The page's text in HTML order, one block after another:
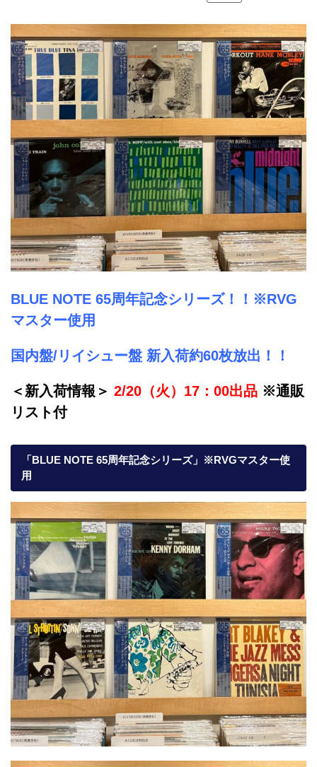
BLUE NOTE 65周年記念シリーズ！！ ※RVG
マスター使用
国内盤/リイシュー盤 新入荷約60枚放出！！
＜新入荷情報＞ 2/20（火）17：00出品 ※通販
リスト付
「BLUE NOTE 65周年記念シリーズ」※RVGマスター使
用